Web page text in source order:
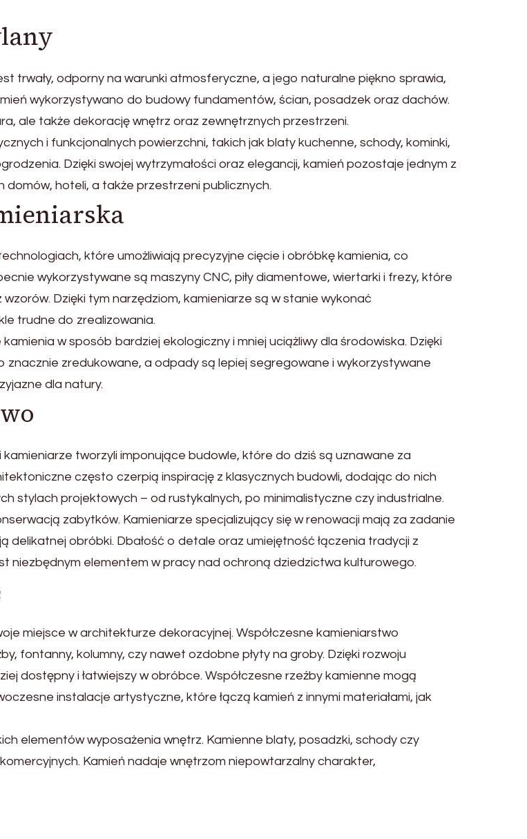
trwały, odporny na warunki atmosferyczne, a jego naturalne piękno sprawia,
wykorzystywano do budowy fundamentów, ścian, posadzek oraz dachów.
ale także dekorację wnętrz oraz zewnętrznych przestrzeni.
i funkcjonalnych powierzchni, takich jak blaty kuchenne, schody, kominki,
Dzięki swojej wytrzymałości oraz elegancji, kamień pozostaje jednym z
hoteli, a także przestrzeni publicznych.
które umożliwiają precyzyjne cięcie i obróbkę kamienia, co
wykorzystywane są maszyny CNC, piły diamentowe, wiertarki i frezy, które
Dzięki tym narzędziom, kamieniarze są w stanie wykonać
trudne do zrealizowania.
w sposób bardziej ekologiczny i mniej uciążliwy dla środowiska. Dzięki
znacznie zredukowane, a odpady są lepiej segregowane i wykorzystywane
dla natury.
tworzyli imponujące budowle, które do dziś są uznawane za
często czerpią inspirację z klasycznych budowli, dodając do nich
stylach projektowych – od rustykalnych, po minimalistyczne czy industrialne.
zabytków. Kamieniarze specjalizujący się w renowacji mają za zadanie
obróbki. Dbałość o detale oraz umiejętność łączenia tradycji z
niezbędnym elementem w pracy nad ochroną dziedzictwa kulturowego.
miejsce w architekturze dekoracyjnej. Współczesne kamieniarstwo
fontanny, kolumny, czy nawet ozdobne płyty na groby. Dzięki rozwoju
dostępny i łatwiejszy w obróbce. Współczesne rzeźby kamienne mogą
instalacje artystyczne, które łączą kamień z innymi materiałami, jak
elementów wyposażenia wnętrz. Kamienne blaty, posadzki, schody czy
Kamień nadaje wnętrzom niepowtarzalny charakter,